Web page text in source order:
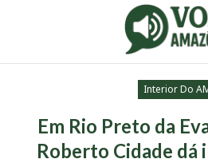
Interior Do
Em Rio Preto da
Roberto Cidade dá